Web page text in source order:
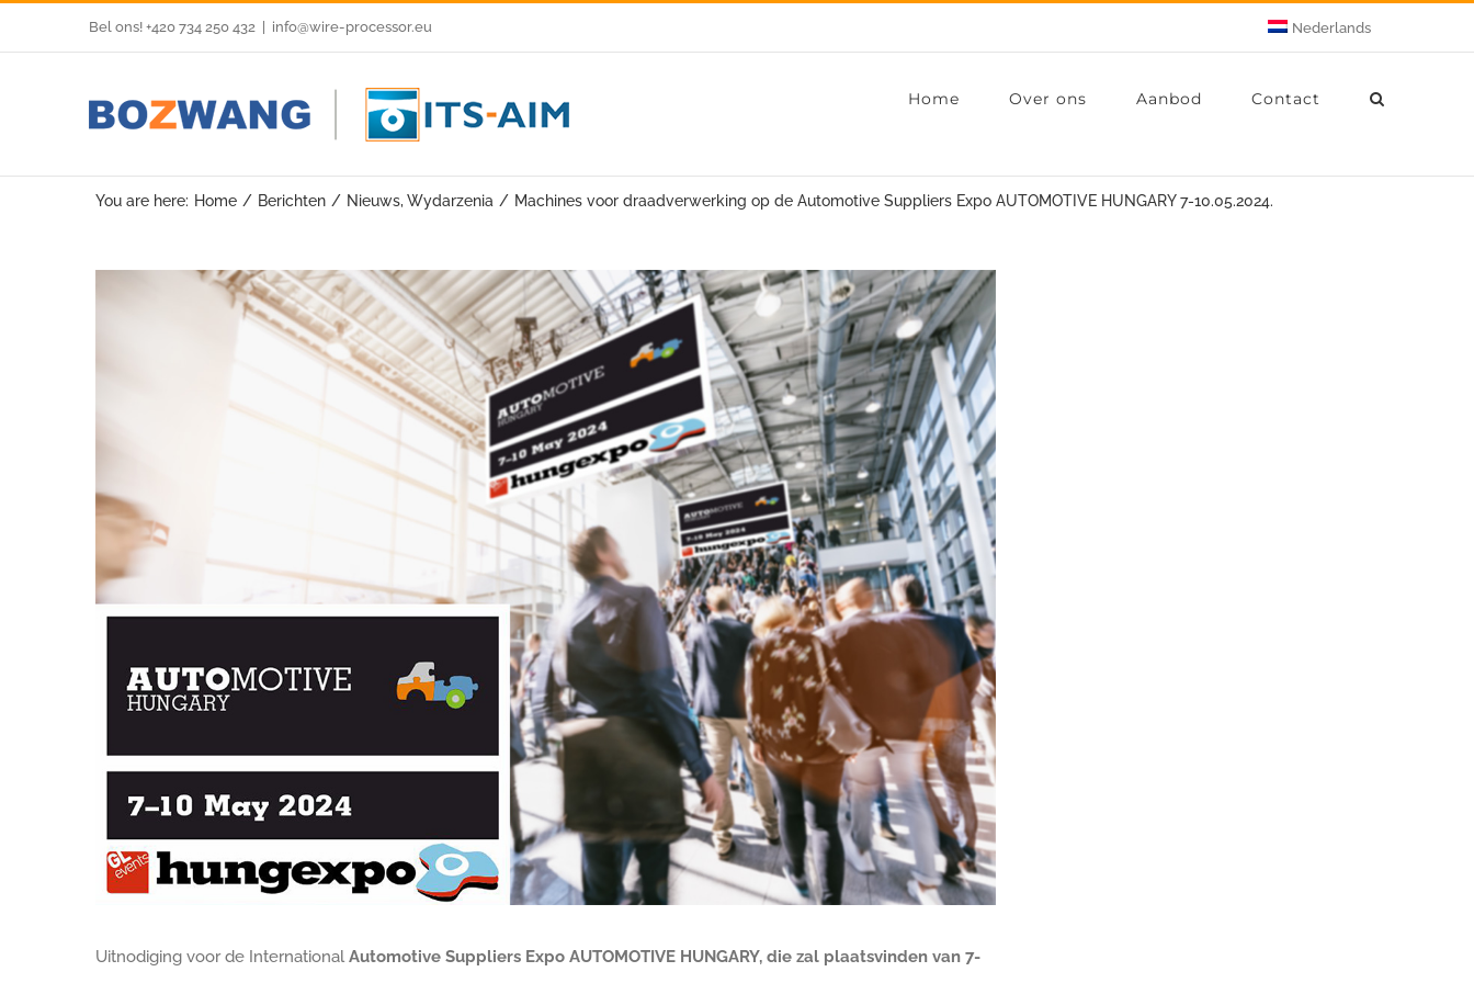
to
Bel ons! +420 734 250 432 info@wire-processor.eu Nederlands
Home Over ons Aanbod Contact
You are here: Home Berichten Nieuws Wydarzenia Machines voor draadverwerking op de Automotive Suppliers Expo AUTOMOTIVE HUNGARY 7-10.05.2024.
Uitnodiging voor de InternationalAutomotive Suppliers Expo AUTOMOTIVE HUNGARY, die zal plaatsvinden van 7-